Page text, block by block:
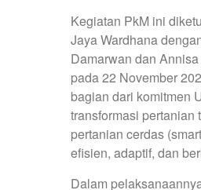
Kegiatan PkM ini
Jaya Wardhana
Damarwan dan
pada 22 November
bagian dari komitmen
transformasi pertanian
pertanian cerdas
efisien, adaptif, dan
Dalam